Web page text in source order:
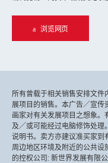
浏览网页
所有曾载于相关销售安排文件
展项目的销售。本广告／宣传
画家对有关发展项目之想象。
及／或可能经过电脑修饰处理
说明书。卖方亦建议准买家到
周边地区环境及附近的公共设
的控权公司: 新世界发展有限